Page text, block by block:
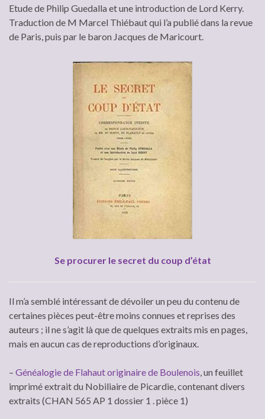
Etude de Philip Guedalla et une introduction de Lord Kerry.
Traduction de M Marcel Thiébaut qui l’a publié dans la revue
de Paris, puis par le baron Jacques de Maricourt.
Se procurer le secret du coup d’état
Il m’a semblé intéressant de dévoiler un peu du contenu de
certaines pièces peut-être moins connues et reprises des
auteurs ; il ne s’agit là que de quelques extraits mis en pages,
mais en aucun cas de reproductions d’originaux.
– Généalogie de Flahaut originaire de Boulenois , un feuillet
imprimé extrait du Nobiliaire de Picardie, contenant divers
extraits (CHAN 565 AP 1 dossier 1 . pièce 1)